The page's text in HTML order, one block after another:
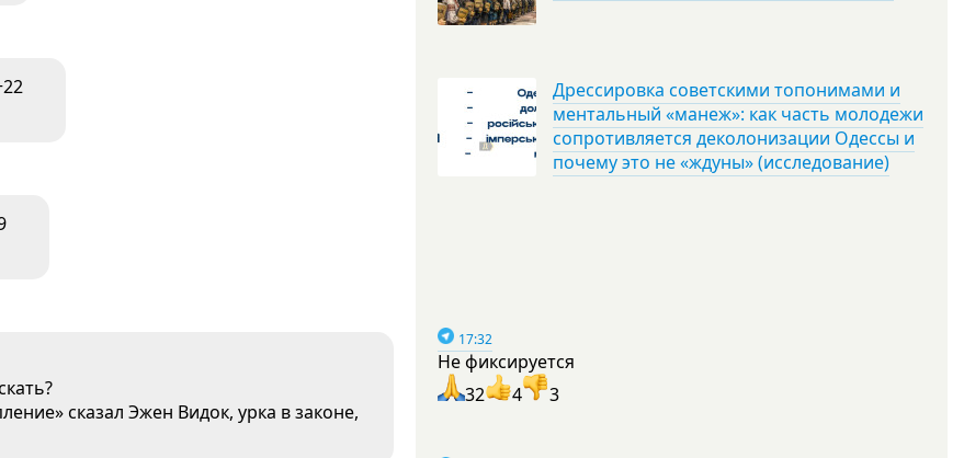
сказал Эжен Видок, урка в законе,
Дрессировка советскими топонимами и
ментальный «манеж»: как часть молодежи
сопротивляется деколонизации Одессы и
почему это не «ждуны» (исследование)
17:32
Не фиксируется
32
4 3